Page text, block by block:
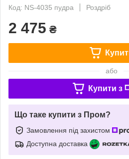
Код: NS-4035 пудра
Роздріб
2 475 ₴
або
Купити з
Що таке купити з Пром?
Замовлення під захистом
Доступна доставка